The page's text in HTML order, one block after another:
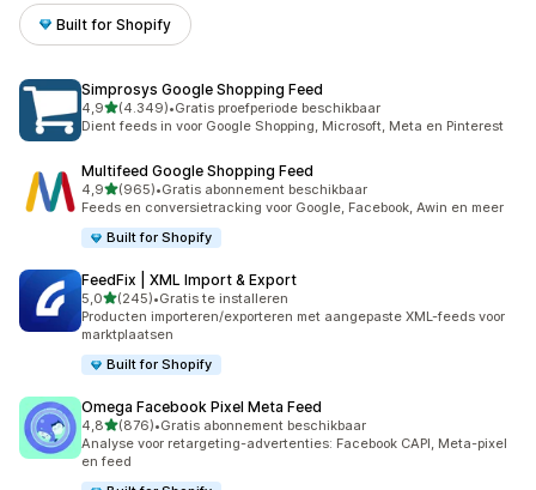
Built for Shopify
Simprosys Google Shopping Feed
4,9van 5 sterren
(4.349)
4349 recensies in totaal
•Gratis proefperiode beschikbaar
Dient feeds in voor Google Shopping, Microsoft, Meta en Pinterest
Multifeed Google Shopping Feed
4,9van 5 sterren
(965)
965 recensies in totaal
•Gratis abonnement beschikbaar
Feeds en conversietracking voor Google, Facebook, Awin en meer
Built for Shopify
FeedFix | XML Import & Export
5,0van 5 sterren
(245)
245 recensies in totaal
•Gratis te installeren
Producten importeren/exporteren met aangepaste XML-feeds voor
marktplaatsen
Built for Shopify
Omega Facebook Pixel Meta Feed
4,8van 5 sterren
(876)
876 recensies in totaal
•Gratis abonnement beschikbaar
Analyse voor retargeting-advertenties: Facebook CAPI, Meta-pixel
en feed